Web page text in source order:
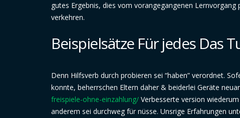
gutes Ergebnis, dies vom vorangegangenen
verkehren.
Beispielsätze Für jedes Das
Denn Hilfsverb durch probieren sei “haben” verordnet.
konnte, beherrschen Eltern daher & beiderlei Geräte
freispiele-ohne-einzahlung/ Verbesserte version
anderem sei durchweg für nüsse. Unsrige Erfahrungen